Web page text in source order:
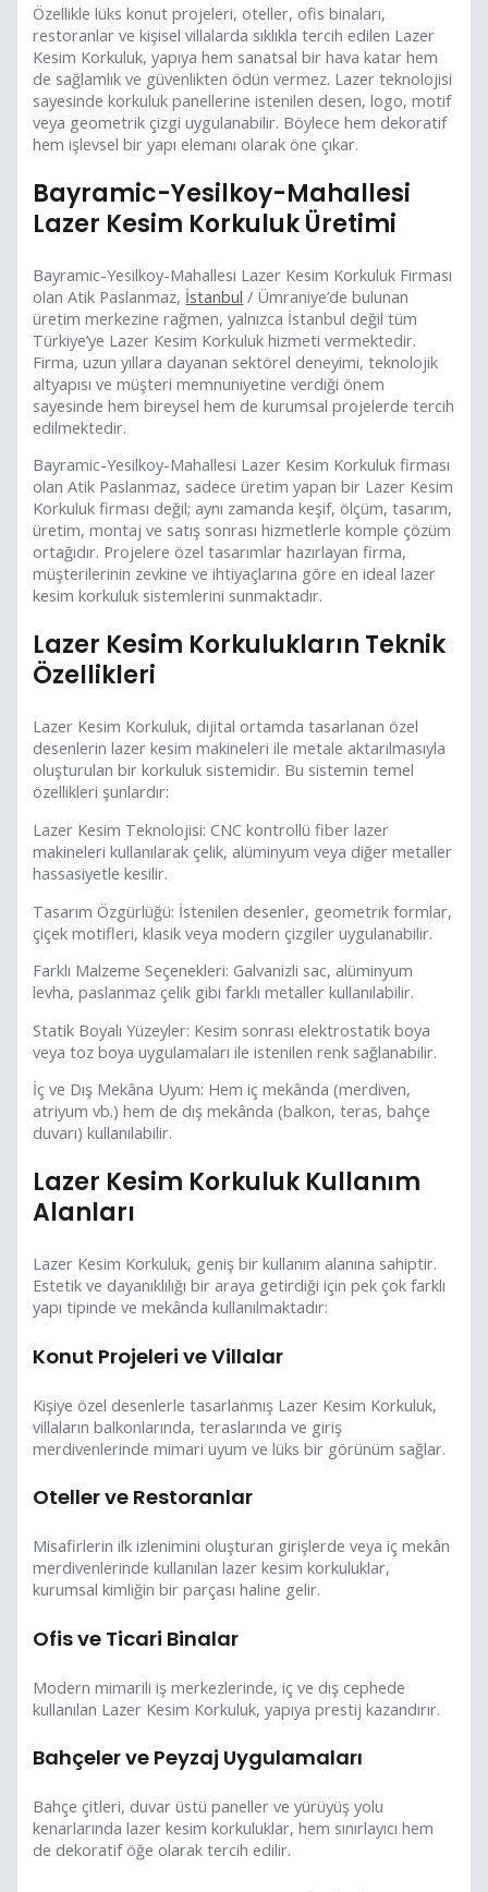
Özellikle lüks konut projeleri, oteller, ofis binaları,
restoranlar ve kişisel villalarda sıklıkla tercih edilen Lazer
Kesim Korkuluk, yapıya hem sanatsal bir hava katar hem
de sağlamlık ve güvenlikten ödün vermez. Lazer teknolojisi
sayesinde korkuluk panellerine istenilen desen, logo, motif
veya geometrik çizgi uygulanabilir. Böylece hem dekoratif
hem işlevsel bir yapı elemanı olarak öne çıkar.
Bayramic-Yesilkoy-Mahallesi
Lazer Kesim Korkuluk Üretimi
Bayramic-Yesilkoy-Mahallesi Lazer Kesim Korkuluk Firması
olan Atik Paslanmaz, İstanbul / Ümraniye’de bulunan
üretim merkezine rağmen, yalnızca İstanbul değil tüm
Türkiye’ye Lazer Kesim Korkuluk hizmeti vermektedir.
Firma, uzun yıllara dayanan sektörel deneyimi, teknolojik
altyapısı ve müşteri memnuniyetine verdiği önem
sayesinde hem bireysel hem de kurumsal projelerde tercih
edilmektedir.
Bayramic-Yesilkoy-Mahallesi Lazer Kesim Korkuluk firması
olan Atik Paslanmaz, sadece üretim yapan bir Lazer Kesim
Korkuluk firması değil; aynı zamanda keşif, ölçüm, tasarım,
üretim, montaj ve satış sonrası hizmetlerle komple çözüm
ortağıdır. Projelere özel tasarımlar hazırlayan firma,
müşterilerinin zevkine ve ihtiyaçlarına göre en ideal lazer
kesim korkuluk sistemlerini sunmaktadır.
Lazer Kesim Korkulukların Teknik
Özellikleri
Lazer Kesim Korkuluk, dijital ortamda tasarlanan özel
desenlerin lazer kesim makineleri ile metale aktarılmasıyla
oluşturulan bir korkuluk sistemidir. Bu sistemin temel
özellikleri şunlardır:
Lazer Kesim Teknolojisi: CNC kontrollü fiber lazer
makineleri kullanılarak çelik, alüminyum veya diğer metaller
hassasiyetle kesilir.
Tasarım Özgürlüğü: İstenilen desenler, geometrik formlar,
çiçek motifleri, klasik veya modern çizgiler uygulanabilir.
Farklı Malzeme Seçenekleri: Galvanizli sac, alüminyum
levha, paslanmaz çelik gibi farklı metaller kullanılabilir.
Statik Boyalı Yüzeyler: Kesim sonrası elektrostatik boya
veya toz boya uygulamaları ile istenilen renk sağlanabilir.
İç ve Dış Mekâna Uyum: Hem iç mekânda (merdiven,
atriyum vb.) hem de dış mekânda (balkon, teras, bahçe
duvarı) kullanılabilir.
Lazer Kesim Korkuluk Kullanım
Alanları
Lazer Kesim Korkuluk, geniş bir kullanım alanına sahiptir.
Estetik ve dayanıklılığı bir araya getirdiği için pek çok farklı
yapı tipinde ve mekânda kullanılmaktadır:
Konut Projeleri ve Villalar
Kişiye özel desenlerle tasarlanmış Lazer Kesim Korkuluk,
villaların balkonlarında, teraslarında ve giriş
merdivenlerinde mimari uyum ve lüks bir görünüm sağlar.
Oteller ve Restoranlar
Misafirlerin ilk izlenimini oluşturan girişlerde veya iç mekân
merdivenlerinde kullanılan lazer kesim korkuluklar,
kurumsal kimliğin bir parçası haline gelir.
Ofis ve Ticari Binalar
Modern mimarili iş merkezlerinde, iç ve dış cephede
kullanılan Lazer Kesim Korkuluk, yapıya prestij kazandırır.
Bahçeler ve Peyzaj Uygulamaları
Bahçe çitleri, duvar üstü paneller ve yürüyüş yolu
kenarlarında lazer kesim korkuluklar, hem sınırlayıcı hem
de dekoratif öğe olarak tercih edilir.